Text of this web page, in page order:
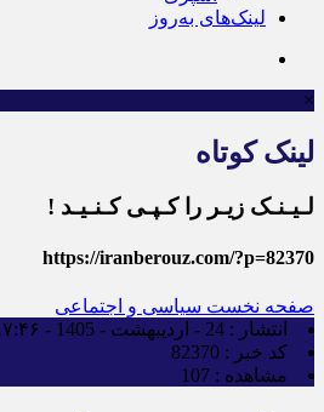
لینک‌های به‌روز
×
لینک کوتاه
لـیـنـک زیـر را کـپـی کـنـیـد !
https://iranberouz.com/?p=82370
صفحه نخست سیاسی و اجتماعی
انتشار : 24 - اردیبهشت - 1405 - ۱۷:۴۶
کد خبر : 82370
مشاهده : 107